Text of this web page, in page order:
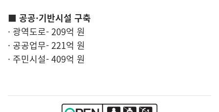
■ 공공·기반시설 구축
· 광역도로- 209억 원
· 공공업무- 221억 원
· 주민시설- 409억 원